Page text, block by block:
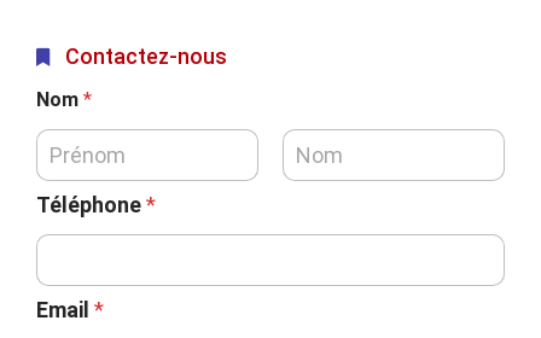
Contactez-nous
Nom *
Téléphone*
Email *